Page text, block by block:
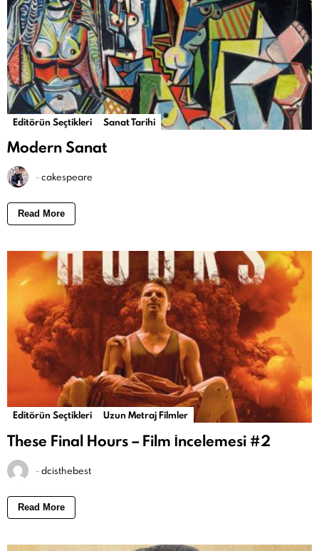
Editörün Seçtikleri Sanat Tarihi
Modern Sanat
-cakespeare
Read More
Editörün Seçtikleri Uzun Metraj Filmler
These Final Hours – Film İncelemesi #2
-dcisthebest
Read More